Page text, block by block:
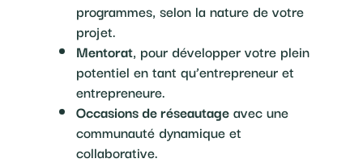
programmes, selon la nature de votre
projet.
Mentorat, pour développer votre plein
potentiel en tant qu’entrepreneur et
entrepreneure.
Occasions de réseautageavec une
communauté dynamique et
collaborative.